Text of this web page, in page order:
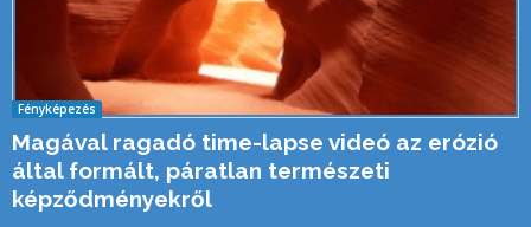
Fényképezés
Magával ragadó time-lapse videó az erózió
által formált, páratlan természeti
képződményekről